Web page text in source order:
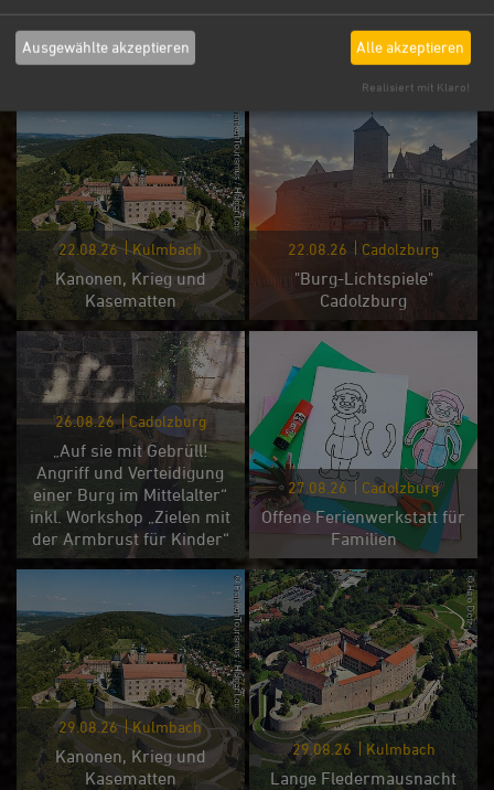
"Burg-Lichtspiele"
Cadolzburg
21. - 22.08.26
Burg Hohenzollern
Open Air Kino
22.08.26 Kulmbach
Kanonen, Krieg und
Kasematten
22.08.26 Cadolzburg
"Burg-Lichtspiele"
Cadolzburg
26.08.26 Cadolzburg
„Auf sie mit Gebrüll!
Angriff und Verteidigung
einer Burg im Mittelalter“
inkl. Workshop „Zielen mit
der Armbrust für Kinder“
27.08.26 Cadolzburg
Offene Ferienwerkstatt für
Familien
29.08.26 Kulmbach
Kanonen, Krieg und
Kasematten
29.08.26 Kulmbach
Lange Fledermausnacht
Ausgewählte akzeptieren Alle akzeptieren
Realisiert mit Klaro!